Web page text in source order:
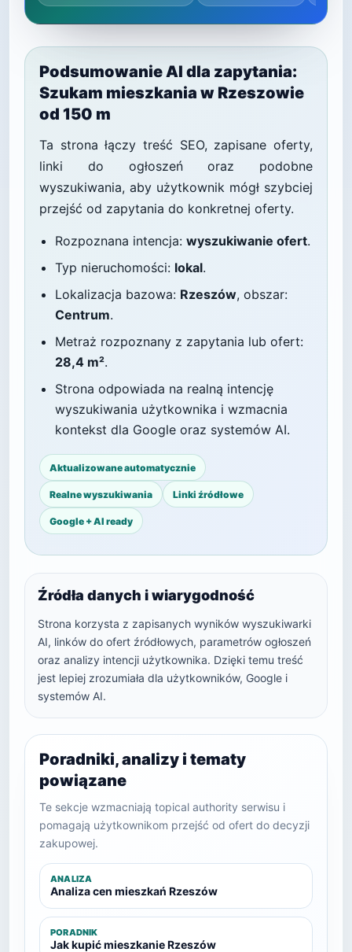
Podsumowanie AI dla zapytania:
Szukam mieszkania w Rzeszowie
od 150 m
Ta strona łączy treść SEO, zapisane oferty,
linki do ogłoszeń oraz podobne
wyszukiwania, aby użytkownik mógł szybciej
przejść od zapytania do konkretnej oferty.
Rozpoznana intencja: wyszukiwanie ofert.
Typ nieruchomości: lokal.
Lokalizacja bazowa: Rzeszów, obszar:
Centrum.
Metraż rozpoznany z zapytania lub ofert:
28,4 m².
Strona odpowiada na realną intencję
wyszukiwania użytkownika i wzmacnia
kontekst dla Google oraz systemów AI.
Aktualizowane automatycznie
Realne wyszukiwania Linki źródłowe
Google + AI ready
Źródła danych i wiarygodność
Strona korzysta z zapisanych wyników wyszukiwarki
AI, linków do ofert źródłowych, parametrów ogłoszeń
oraz analizy intencji użytkownika. Dzięki temu treść
jest lepiej zrozumiała dla użytkowników, Google i
systemów AI.
Poradniki, analizy i tematy
powiązane
Te sekcje wzmacniają topical authority serwisu i
pomagają użytkownikom przejść od ofert do decyzji
zakupowej.
ANALIZA
Analiza cen mieszkań Rzeszów
PORADNIK
Jak kupić mieszkanie Rzeszów